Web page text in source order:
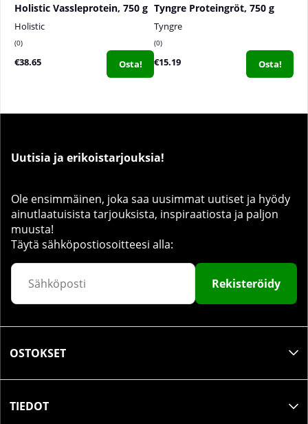
Holistic Vassleprotein, 750 g
Holistic
0
€38.65 Osta!
Tyngre Proteingröt, 750 g
Tyngre
0
€15.19 Osta!
Uutisia ja erikoistarjouksia!
Ole ensimmäinen, joka saa uusimmat uutiset ja hyödy
ainutlaatuisista tarjouksista, inspiraatiosta ja paljon
muusta!
Täytä sähköpostiosoitteesi alla:
Rekisteröidy
OSTOKSET
TIEDOT